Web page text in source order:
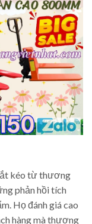
kéo từ thương
phản hồi tích
Họ đánh giá cao
hàng mà thương